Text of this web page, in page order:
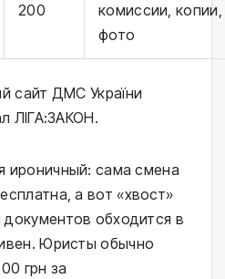
200
комиссии, копии,
фото
сайт ДМС України
ЛІГА:ЗАКОН.
ироничный: сама смена
а вот «хвост»
обходится в
Юристы обычно
грн за